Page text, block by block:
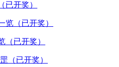
已开奖）
（已开奖）